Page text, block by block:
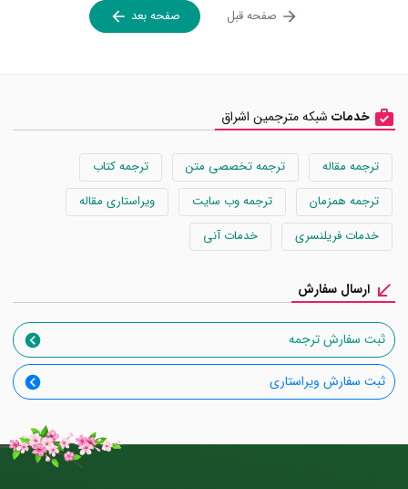
صفحه قبل صفحه بعد
خدمات شبکه مترجمین اشراق
ترجمه مقاله ترجمه تخصصی متن
ترجمه کتاب
ترجمه همزمان
ترجمه وب سایت
ویراستاری مقاله
خدمات فریلنسری
خدمات آنی
ارسال سفارش
ثبت سفارش ترجمه
ثبت سفارش ویراستاری